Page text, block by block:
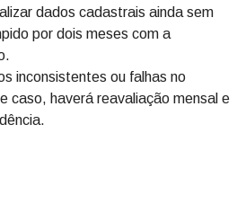
dados cadastrais ainda sem
por dois meses com a
inconsistentes ou falhas no
caso, haverá reavaliação mensal e